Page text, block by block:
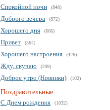
Спокойной ночи (848)
Доброго вечера (872)
Хорошего дня (666)
Привет (364)
Хорошего настроения (426)
Жду, скучаю (299)
Доброе утро (Новинки) (102)
Поздравительные:
С Днем рождения
(1032)